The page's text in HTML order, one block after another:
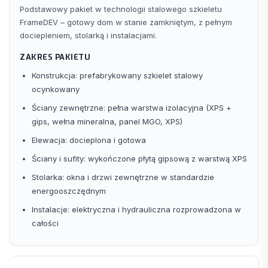
Podstawowy pakiet w technologii stalowego szkieletu
FrameDEV – gotowy dom w stanie zamkniętym, z pełnym
dociepleniem, stolarką i instalacjami.
ZAKRES PAKIETU
Konstrukcja: prefabrykowany szkielet stalowy
ocynkowany
Ściany zewnętrzne: pełna warstwa izolacyjna (XPS +
gips, wełna mineralna, panel MGO, XPS)
Elewacja: docieplona i gotowa
Ściany i sufity: wykończone płytą gipsową z warstwą XPS
Stolarka: okna i drzwi zewnętrzne w standardzie
energooszczędnym
Instalacje: elektryczna i hydrauliczna rozprowadzona w
całości